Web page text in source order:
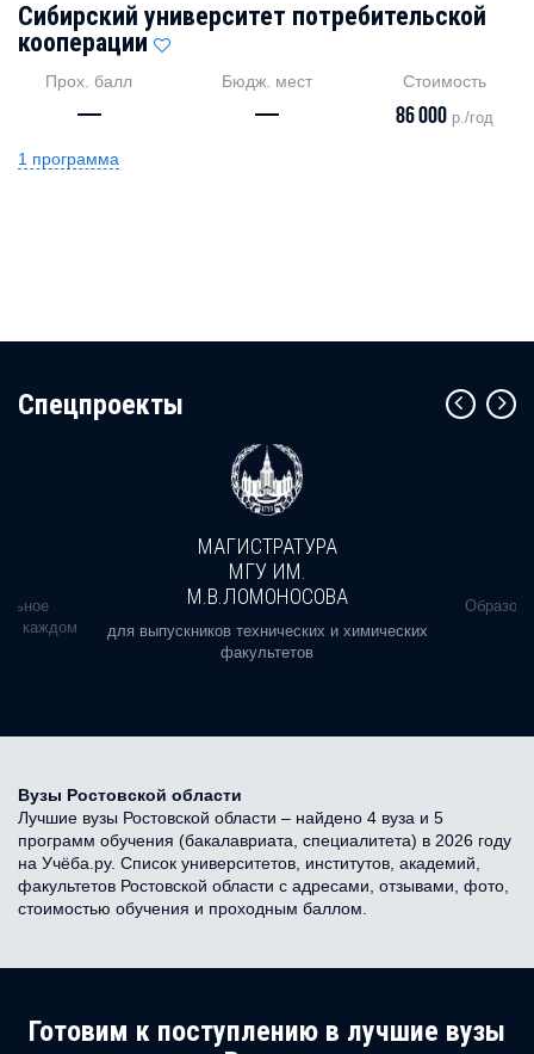
Сибирский университет потребительской
кооперации
Прох. балл
—
Бюдж. мест
—
Стоимость
86 000 р./год
1 программа
Cпецпроекты
в каждом
МАГИСТРАТУРА
МГУ ИМ.
М.В.ЛОМОНОСОВА
для выпускников технических и химических
факультетов
Вузы Ростовской области
Лучшие вузы Ростовской области – найдено 4 вуза и 5
программ обучения (бакалавриата, специалитета) в 2026 году
на Учёба.ру. Список университетов, институтов, академий,
факультетов Ростовской области с адресами, отзывами, фото,
стоимостью обучения и проходным баллом.
Готовим к поступлению в лучшие вузы